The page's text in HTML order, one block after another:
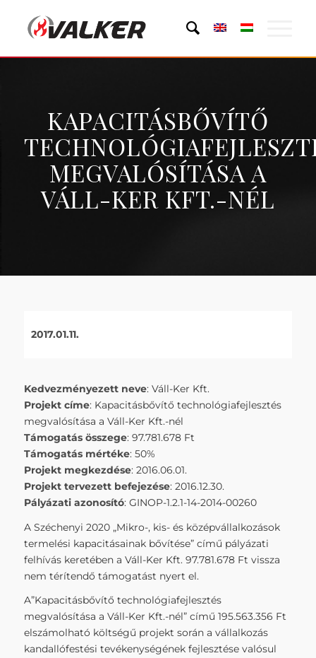
KAPACITÁSBŐVÍTŐ
MEGVALÓSÍTÁSA A
VÁLL-KER KFT.-NÉL
2017.01.11.
Kedvezményezett neve: Váll-Ker Kft.
Projekt címe: Kapacitásbővítő technológiafejlesztés
megvalósítása a Váll-Ker Kft.-nél
Támogatás összege: 97.781.678 Ft
Támogatás mértéke: 50%
Projekt megkezdése: 2016.06.01.
Projekt tervezett befejezése: 2016.12.30.
Pályázati azonosító: GINOP-1.2.1-14-2014-00260
A Széchenyi 2020 „Mikro-, kis- és középvállalkozások
termelési kapacitásainak bővítése” című pályázati
felhívás keretében a Váll-Ker Kft. 97.781.678 Ft vissza
nem térítendő támogatást nyert el.
A”Kapacitásbővítő technológiafejlesztés
megvalósítása a Váll-Ker Kft.-nél” című 195.563.356 Ft
elszámolható költségű projekt során a vállalkozás
kandallófestési tevékenységének fejlesztése valósul